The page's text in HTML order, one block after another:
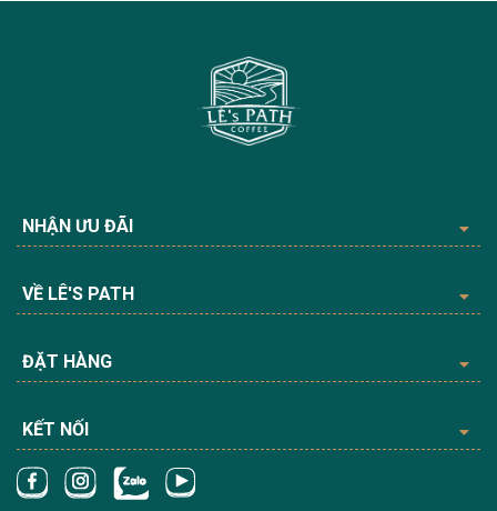
NHẬN ƯU ĐÃI
VỀ LÊ'S PATH
ĐẶT HÀNG
KẾT NỐI